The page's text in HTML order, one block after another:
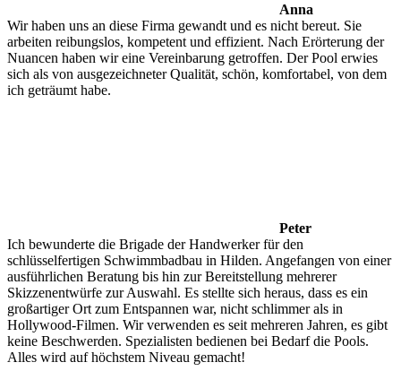
Anna
Wir haben uns an diese Firma gewandt und es nicht bereut. Sie
arbeiten reibungslos, kompetent und effizient. Nach Erörterung der
Nuancen haben wir eine Vereinbarung getroffen. Der Pool erwies
sich als von ausgezeichneter Qualität, schön, komfortabel, von dem
ich geträumt habe.
Peter
Ich bewunderte die Brigade der Handwerker für den
schlüsselfertigen Schwimmbadbau in Hilden. Angefangen von einer
ausführlichen Beratung bis hin zur Bereitstellung mehrerer
Skizzenentwürfe zur Auswahl. Es stellte sich heraus, dass es ein
großartiger Ort zum Entspannen war, nicht schlimmer als in
Hollywood-Filmen. Wir verwenden es seit mehreren Jahren, es gibt
keine Beschwerden. Spezialisten bedienen bei Bedarf die Pools.
Alles wird auf höchstem Niveau gemacht!